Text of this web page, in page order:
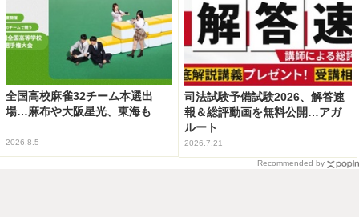
全国高校麻雀32チーム本選出
場…麻布や大阪星光、東海も
2026.8.5
司法試験予備試験2026、解答速
報＆総評動画を無料公開…アガ
ルート
2026.7.21
Recommended by